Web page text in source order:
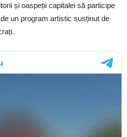
și oaspeții capitalei să participe
un program artistic susținut de